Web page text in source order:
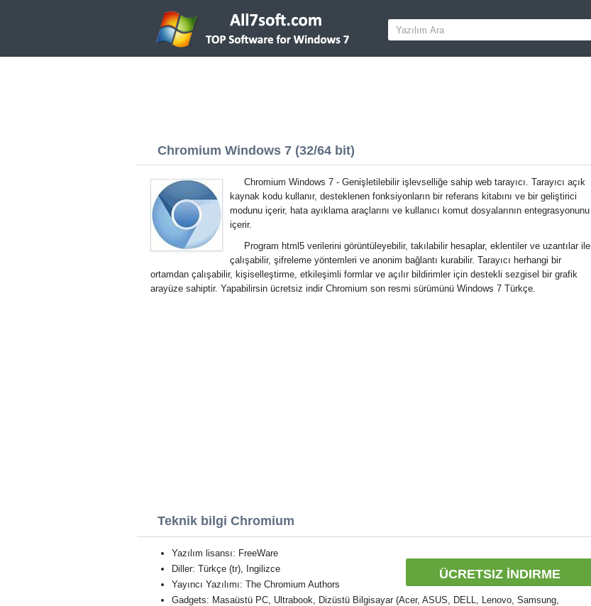
Chromium Windows 7 (32/64 bit)
Chromium Windows 7 - Genişletilebilir işlevselliğe sahip web tarayıcı. Tarayıcı açık
kaynak kodu kullanır, desteklenen fonksiyonların bir referans kitabını ve bir geliştirici
modunu içerir, hata ayıklama araçlarını ve kullanıcı komut dosyalarının entegrasyonunu
içerir.
Program html5 verilerini görüntüleyebilir, takılabilir hesaplar, eklentiler ve uzantılar ile
çalışabilir, şifreleme yöntemleri ve anonim bağlantı kurabilir. Tarayıcı herhangi bir
ortamdan çalışabilir, kişiselleştirme, etkileşimli formlar ve açılır bildirimler için destekli sezgisel bir grafik
arayüze sahiptir. Yapabilirsin ücretsiz indir Chromium son resmi sürümünü Windows 7 Türkçe.
Teknik bilgi Chromium
ÜCRETSIZ İNDIRME
Yazılım lisansı: FreeWare
Diller: Türkçe (tr), Ingilizce
Yayıncı Yazılımı: The Chromium Authors
Gadgets: Masaüstü PC, Ultrabook, Dizüstü Bilgisayar (Acer, ASUS, DELL, Lenovo, Samsung,